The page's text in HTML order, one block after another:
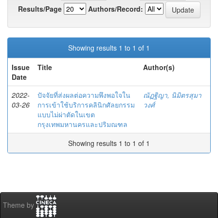
Results/Page
Authors/Record:
Showing results 1 to 1 of 1
Issue
Date
Title Author(s)
2022-
03-26
ปัจจัยที่ส่งผลต่อความพึงพอใจใน
การเข้าใช้บริการคลินิกศัลยกรรม
แบบไม่ผ่าตัดในเขต
กรุงเทพมหานครและปริมณฑล
ณัฏฐิญา, นิมิตรสุมา
วงศ์
Showing results 1 to 1 of 1
Theme by